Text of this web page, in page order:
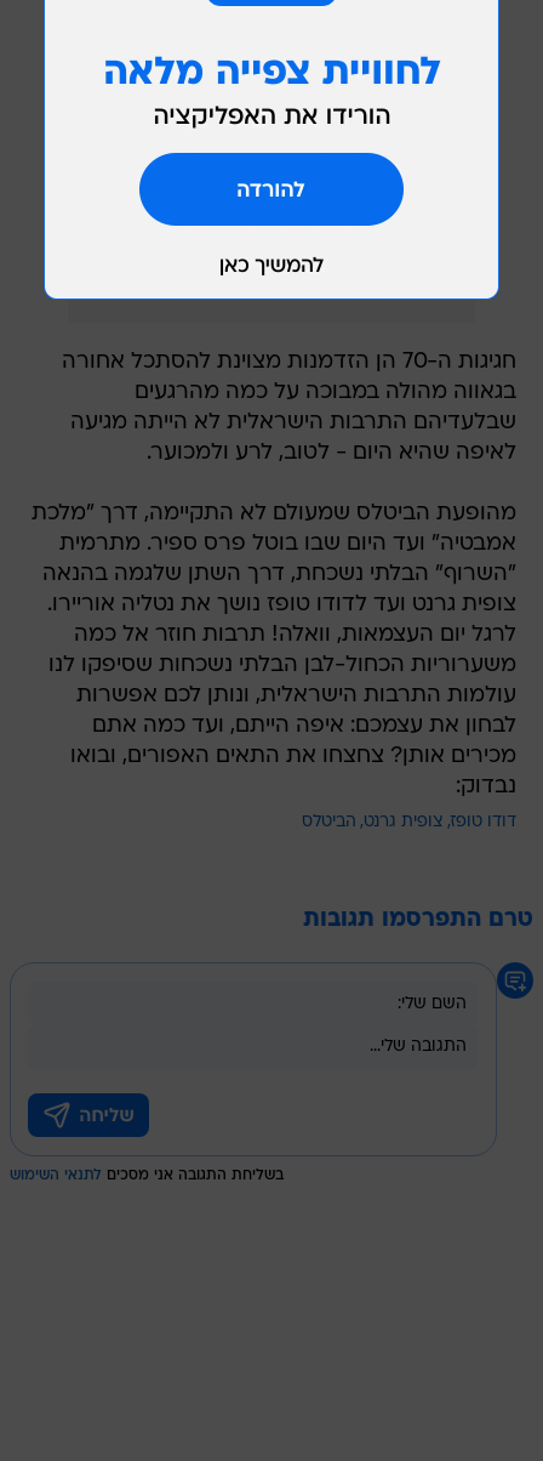
חגיגות ה-70 הן הזדמנות מצוינת להסתכל אחורה
בגאווה מהולה במבוכה על כמה מהרגעים
שבלעדיהם התרבות הישראלית לא הייתה מגיעה
לאיפה שהיא היום - לטוב, לרע ולמכוער.
מהופעת הביטלס שמעולם לא התקיימה, דרך "מלכת
אמבטיה" ועד היום שבו בוטל פרס ספיר. מתרמית
"השרוף" הבלתי נשכחת, דרך השתן שלגמה בהנאה
צופית גרנט ועד לדודו טופז נושך את נטליה אוריירו.
לרגל יום העצמאות, וואלה! תרבות חוזר אל כמה
משערוריות הכחול-לבן הבלתי נשכחות שסיפקו לנו
עולמות התרבות הישראלית, ונותן לכם אפשרות
לבחון את עצמכם: איפה הייתם, ועד כמה אתם
מכירים אותן? צחצחו את התאים האפורים, ובואו
נבדוק:
דודו טופז צופית גרנט הביטלס
טרם התפרסמו תגובות
בשליחת התגובה אני מסכים לתנאי השימוש